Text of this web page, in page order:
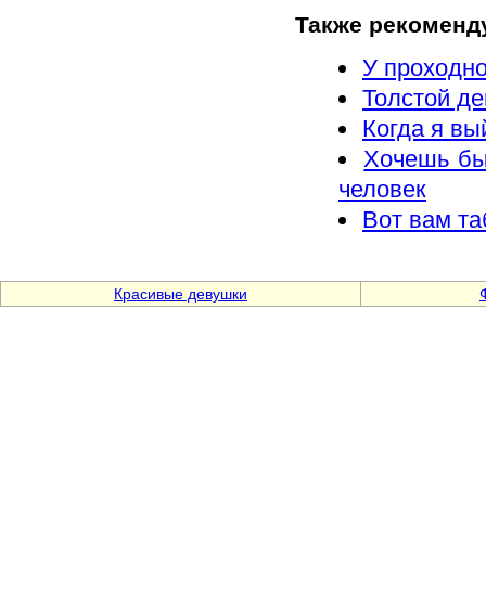
Также
У
Толстой
Когда я
Хочешь
человек
Вот вам
Красивые девушки